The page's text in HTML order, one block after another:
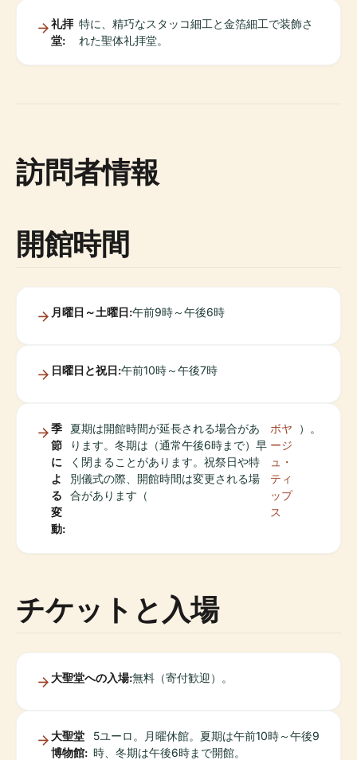
礼拝
堂:
特に、精巧なスタッコ細工と金箔細工で装飾さ
れた聖体礼拝堂。
訪問者情報
開館時間
月曜日～土曜日:午前9時～午後6時
日曜日と祝日:午前10時～午後7時
季
節
に
よ
る
変
動:
夏期は開館時間が延長される場合があ
ります。冬期は（通常午後6時まで）早
く閉まることがあります。祝祭日や特
別儀式の際、開館時間は変更される場
合があります（
ボヤ
ージ
ュ・
ティ
ップ
ス
）。
チケットと入場
大聖堂への入場:無料（寄付歓迎）。
大聖堂
博物館:
5ユーロ。月曜休館。夏期は午前10時～午後9
時、冬期は午後6時まで開館。